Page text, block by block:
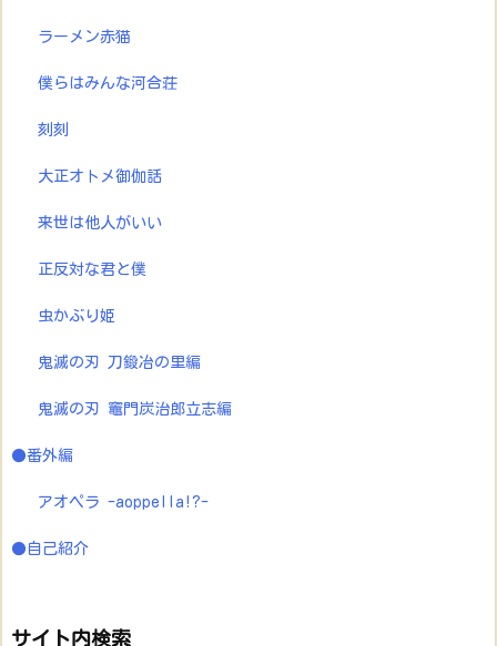
ラーメン赤猫
僕らはみんな河合荘
刻刻
大正オトメ御伽話
来世は他人がいい
正反対な君と僕
虫かぶり姫
鬼滅の刃 刀鍛冶の里編
鬼滅の刃 竈門炭治郎立志編
●番外編
アオペラ -aoppella!?-
●自己紹介
サイト内検索